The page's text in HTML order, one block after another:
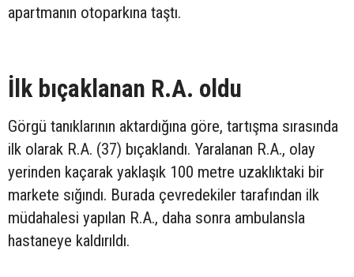
apartmanın otoparkına taştı.
İlk bıçaklanan R.A. oldu
Görgü tanıklarının aktardığına göre, tartışma sırasında
ilk olarak R.A. (37) bıçaklandı. Yaralanan R.A., olay
yerinden kaçarak yaklaşık 100 metre uzaklıktaki bir
markete sığındı. Burada çevredekiler tarafından ilk
müdahalesi yapılan R.A., daha sonra ambulansla
hastaneye kaldırıldı.